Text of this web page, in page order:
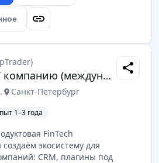
link
Юрист в IT компанию (международное право)
location_on Санкт-Петербург
1–3 года
FinTech
экосистему для
CRM, плагины под
share